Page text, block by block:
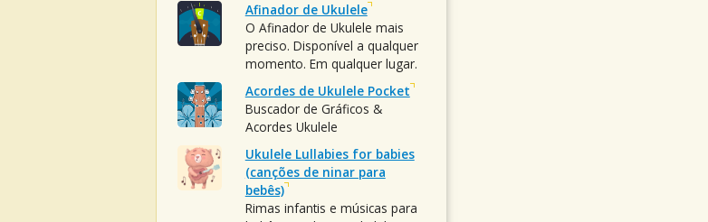
Afinador de Ukulele
O Afinador de Ukulele mais
preciso. Disponível a qualquer
momento. Em qualquer lugar.
Acordes de Ukulele Pocket
Buscador de Gráficos &
Acordes Ukulele
Ukulele Lullabies for babies
(canções de ninar para
bebês)
Rimas infantis e músicas para